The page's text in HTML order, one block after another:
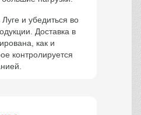
и убедиться во
Доставка в
как и
контролируется